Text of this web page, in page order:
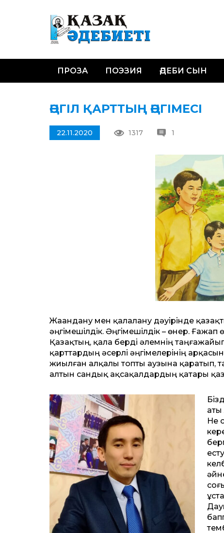
ПРОЗА ПОЭЗИЯ ӘДЕБИ СЫН
ӘҢГІЛ ҚАРТТЫҢ ӘҢГІМЕСІ
22.11.2020 1317 1
Жаһандану мен қалалану дәуірінде
әңгімешілдік. Әңгімешілдік – өнер.
Қазақтың, қала берді әлемнің
қарттардың әсерлі әңгімелерінің
жиылған алқалы топты аузына қаратып,
алтын сандық ақсақалдардың қатары
аты
Не